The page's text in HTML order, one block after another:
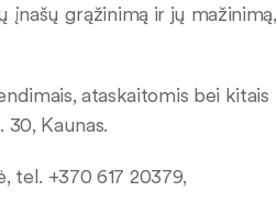
įnašų grąžinimą ir jų mažinimą,
ataskaitomis bei kitais
Kaunas.
tel. +370 617 20379,